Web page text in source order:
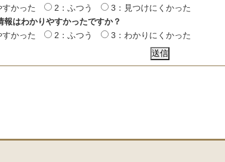
かった
2：ふつう
3：見つけにくかった
報はわかりやすかったですか？
かった
2：ふつう 3：わかりにくかった